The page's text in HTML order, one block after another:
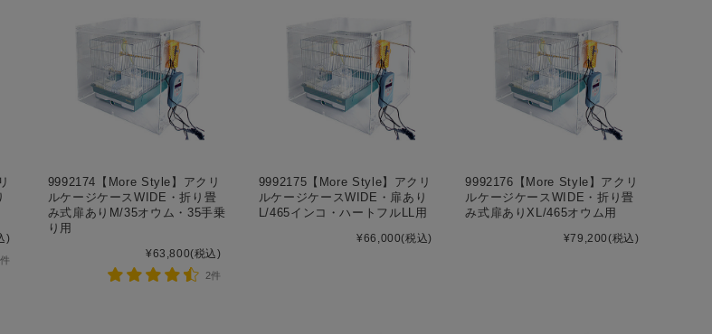
)
9992174【More Style】アクリ
ルケージケースWIDE・折り畳
み式扉ありM/35オウム・35手乗
り用
¥63,800(税込)
2件
9992175【More Style】アクリ
ルケージケースWIDE・扉あり
L/465インコ・ハートフルLL用
¥66,000(税込)
9992176【More Style】アクリ
ルケージケースWIDE・折り畳
み式扉ありXL/465オウム用
¥79,200(税込)